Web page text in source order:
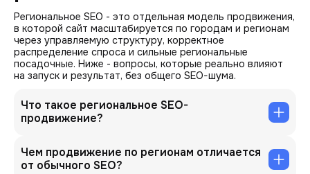
Региональное SEO - это отдельная модель продвижения,
в которой сайт масштабируется по городам и регионам
через управляемую структуру, корректное
распределение спроса и сильные региональные
посадочные. Ниже - вопросы, которые реально влияют
на запуск и результат, без общего SEO-шума.
Что такое региональное SEO-
продвижение?
Чем продвижение по регионам отличается
от обычного SEO?